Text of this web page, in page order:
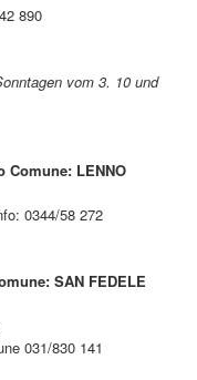
890
vom 3. 10 und
Comune: LENNO
0344/58 272
SAN FEDELE
031/830 141